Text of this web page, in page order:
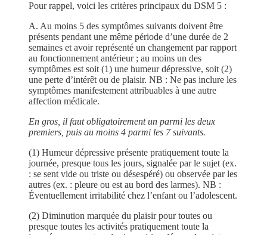
Pour rappel, voici les critères principaux du DSM 5 :
A. Au moins 5 des symptômes suivants doivent être
présents pendant une même période d’une durée de 2
semaines et avoir représenté un changement par rapport
au fonctionnement antérieur ; au moins un des
symptômes est soit (1) une humeur dépressive, soit (2)
une perte d’intérêt ou de plaisir. NB : Ne pas inclure les
symptômes manifestement attribuables à une autre
affection médicale.
En gros, il faut obligatoirement un parmi les deux
premiers, puis au moins 4 parmi les 7 suivants.
(1) Humeur dépressive présente pratiquement toute la
journée, presque tous les jours, signalée par le sujet (ex.
: se sent vide ou triste ou désespéré) ou observée par les
autres (ex. : pleure ou est au bord des larmes). NB :
Éventuellement irritabilité chez l’enfant ou l’adolescent.
(2) Diminution marquée du plaisir pour toutes ou
presque toutes les activités pratiquement toute la